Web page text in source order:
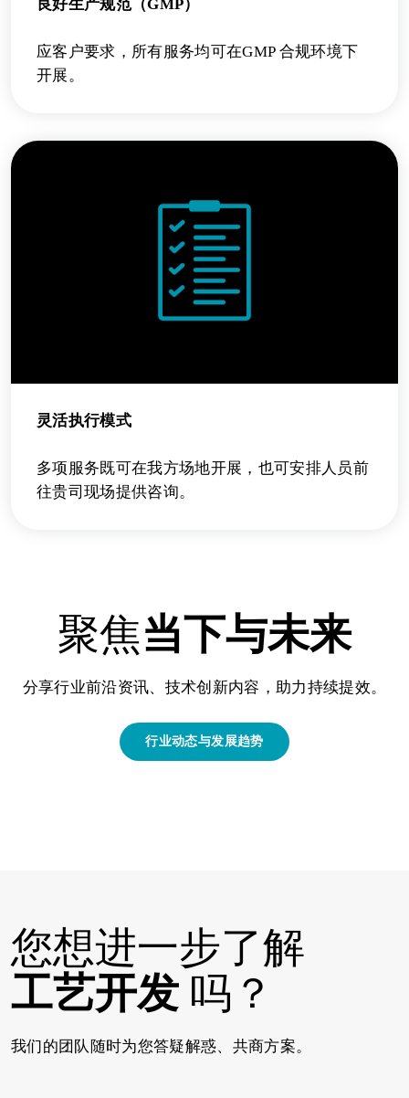
良好生产规范（GMP）
应客户要求，所有服务均可在GMP 合规环境下
开展。
灵活执行模式
多项服务既可在我方场地开展，也可安排人员前
往贵司现场提供咨询。
聚焦当下与未来
分享行业前沿资讯、技术创新内容，助力持续提效。
行业动态与发展趋势
您想进一步了解
工艺开发 吗？
我们的团队随时为您答疑解惑、共商方案。